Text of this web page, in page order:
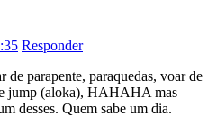
Responder
de parapente, paraquedas, voar de
jump (aloka), HAHAHA mas
desses. Quem sabe um dia.